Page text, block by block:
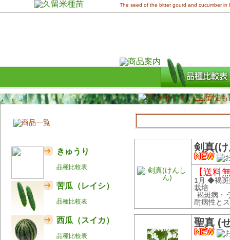
The seed of the bitter gourd and cucumber in
きゅうり
品種比較表
苦瓜（レイシ）
品種比較表
西瓜（スイカ）
品種比較表
剣真(
【送料
1月 ◆褐斑
栽培
褐斑病・
耐病性と
聖真 (